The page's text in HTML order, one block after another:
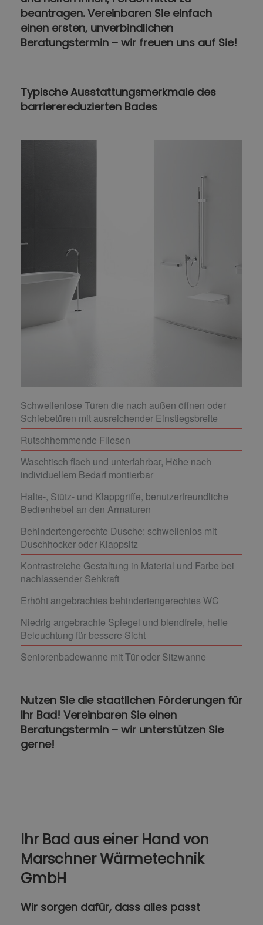
beantragen. Vereinbaren Sie einfach
einen ersten, unverbindlichen
Beratungstermin – wir freuen uns auf Sie!
Typische Ausstattungsmerkmale des
barrierereduzierten Bades
Schwellenlose Türen die nach außen öffnen oder
Schiebetüren mit ausreichender Einstiegsbreite
Rutschhemmende Fliesen
Waschtisch flach und unterfahrbar, Höhe nach
individuellem Bedarf montierbar
Halte-, Stütz- und Klappgriffe, benutzerfreundliche
Bedienhebel an den Armaturen
Behindertengerechte Dusche: schwellenlos mit
Duschhocker oder Klappsitz
Kontrastreiche Gestaltung in Material und Farbe bei
nachlassender Sehkraft
Erhöht angebrachtes behindertengerechtes WC
Niedrig angebrachte Spiegel und blendfreie, helle
Beleuchtung für bessere Sicht
Seniorenbadewanne mit Tür oder Sitzwanne
Nutzen Sie die staatlichen Förderungen für
Ihr Bad! Vereinbaren Sie einen
Beratungstermin – wir unterstützen Sie
gerne!
Ihr Bad aus einer Hand​ von
Marschner Wärmetechnik
GmbH
Wir sorgen dafür, dass alles passt